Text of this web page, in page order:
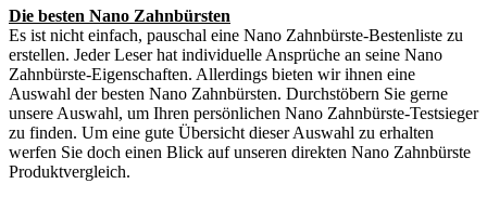
Die besten Nano Zahnbürsten
Es ist nicht einfach, pauschal eine Nano Zahnbürste-Bestenliste zu
erstellen. Jeder Leser hat individuelle Ansprüche an seine Nano
Zahnbürste-Eigenschaften. Allerdings bieten wir ihnen eine
Auswahl der besten Nano Zahnbürsten. Durchstöbern Sie gerne
unsere Auswahl, um Ihren persönlichen Nano Zahnbürste-Testsieger
zu finden. Um eine gute Übersicht dieser Auswahl zu erhalten
werfen Sie doch einen Blick auf unseren direkten Nano Zahnbürste
Produktvergleich.